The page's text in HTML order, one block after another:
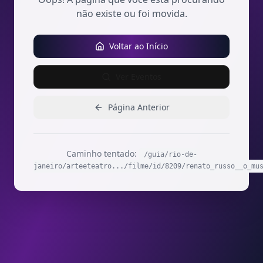
não existe ou foi movida.
Voltar ao Início
Página Anterior
Caminho tentado:
/guia/rio-de-
janeiro/arteeteatro.../filme/id/8209/